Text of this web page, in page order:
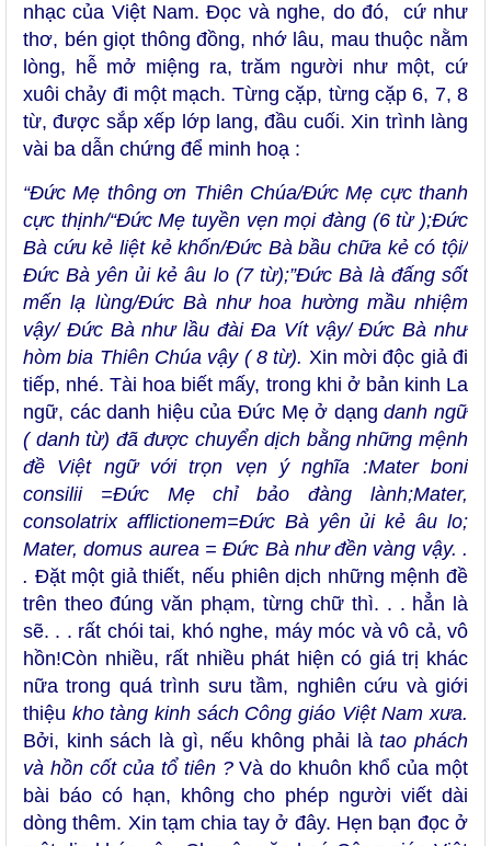
nhạc của Việt Nam. Đọc và nghe, do đó, cứ như
thơ, bén giọt thông đồng, nhớ lâu, mau thuộc nằm
lòng, hễ mở miệng ra, trăm người như một, cứ
xuôi chảy đi một mạch. Từng cặp, từng cặp 6, 7, 8
từ, được sắp xếp lớp lang, đầu cuối. Xin trình làng
vài ba dẫn chứng để minh hoạ :
“Đức Mẹ thông ơn Thiên Chúa/Đức Mẹ cực thanh
cực thịnh/“Đức Mẹ tuyền vẹn mọi đàng (6 từ );Đức
Bà cứu kẻ liệt kẻ khốn/Đức Bà bầu chữa kẻ có tội/
Đức Bà yên ủi kẻ âu lo (7 từ);”Đức Bà là đấng sốt
mến lạ lùng/Đức Bà như hoa hường mầu nhiệm
vậy/ Đức Bà như lầu đài Đa Vít vậy/ Đức Bà như
hòm bia Thiên Chúa vậy ( 8 từ). Xin mời độc giả đi
tiếp, nhé. Tài hoa biết mấy, trong khi ở bản kinh La
ngữ, các danh hiệu của Đức Mẹ ở dạngdanh ngữ
( danh từ) đã được chuyển dịch bằng những mệnh
đề Việt ngữ với trọn vẹn ý nghĩa :Mater boni
consilii =Đức Mẹ chỉ bảo đàng lành;Mater,
consolatrix afflictionem=Đức Bà yên ủi kẻ âu lo;
Mater, domus aurea = Đức Bà như đền vàng vậy. .
. Đặt một giả thiết, nếu phiên dịch những mệnh đề
trên theo đúng văn phạm, từng chữ thì. . . hẳn là
sẽ. . . rất chói tai, khó nghe, máy móc và vô cả, vô
hồn!Còn nhiều, rất nhiều phát hiện có giá trị khác
nữa trong quá trình sưu tầm, nghiên cứu và giới
thiệu kho tàng kinh sách Công giáo Việt Nam xưa.
Bởi, kinh sách là gì, nếu không phải làtao phách
và hồn cốt của tổ tiên ?Và do khuôn khổ của một
bài báo có hạn, không cho phép người viết dài
dòng thêm. Xin tạm chia tay ở đây. Hẹn bạn đọc ở